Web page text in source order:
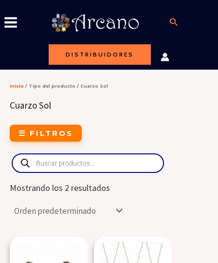
al
Buscar
DISTRIBUIDORES
Inicio / Tipo del producto / Cuarzo Sol
Cuarzo Sol
☰ FILTROS
Products
search
Mostrando los 2 resultados
Este
producto